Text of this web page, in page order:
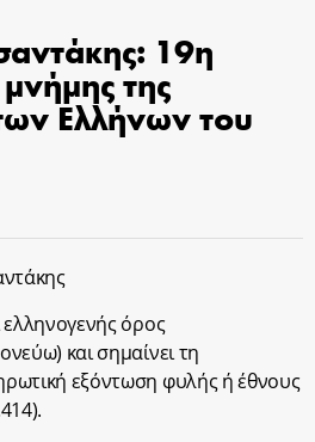
19η
της
Ελλήνων του
ελληνογενής όρος
και σημαίνει τη
εξόντωση φυλής ή έθνους
.